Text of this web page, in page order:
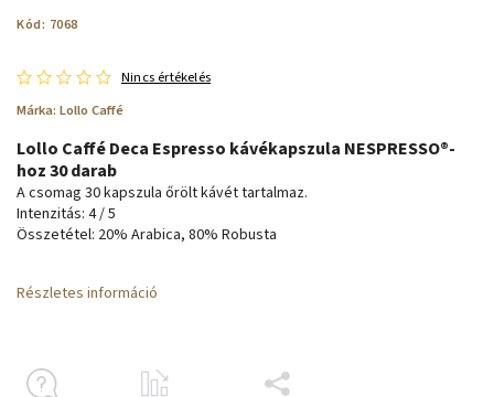
Kód: 7068
Nincs értékelés
Márka: Lollo Caffé
Lollo Caffé Deca Espresso kávékapszula NESPRESSO®-
hoz 30 darab
A csomag 30 kapszula őrölt kávét tartalmaz.
Intenzitás: 4 / 5
Összetétel: 20% Arabica, 80% Robusta
Részletes információ